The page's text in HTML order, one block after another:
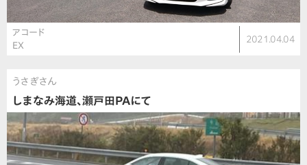
アコード
EX
2021.04.04
うさぎさん
しまなみ海道、瀬戸田PAにて